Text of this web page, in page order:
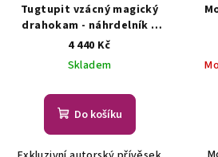
Tugtupit vzácný magický
drahokam - náhrdelník s
tugtupitem AUTORSKÁ
TVORBA ŠPERKŮ Z
MINERÁLŮ
4 440 Kč
Skladem
Do košíku